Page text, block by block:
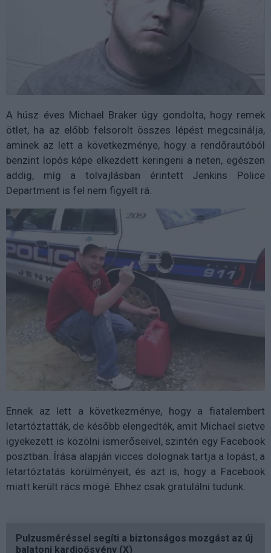
A húsz éves Michael Braker úgy gondolta, hogy remek
ötlet, ha az előbb felsorolt összes lépést megcsinálja,
aminek az lett a következménye, hogy a rendőrautóból
benzint lopós képe elkezdett keringeni a neten, egészen
addig, míg a tolvajlásban érintett Jenkins Police
Department is fel nem figyelt rá.
Ennek az lett a következménye, hogy a fiatalembert
letartóztatták, de később elengedték, amit Michael sietve
igyekezett is közölni ismerőseivel, szintén egy Facebook
posztban. Írása alapján vicces dolognak tartja a lopást, a
letartóztatás körülményeit, és azt is, hogy a Facebook
miatt került rács mögé. Ehhez csak gratulálni tudunk.
Pulzusméréssel segíti a biztonságos mozgást az új
balatoni kardioösvény (X)